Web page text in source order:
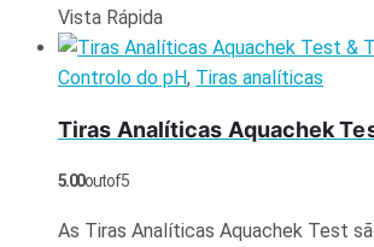
Vista Rápida
Controlo do pH, Tiras analíticas
Tiras Analíticas Aquachek
5.00out of 5
As Tiras Analíticas Aquachek Test